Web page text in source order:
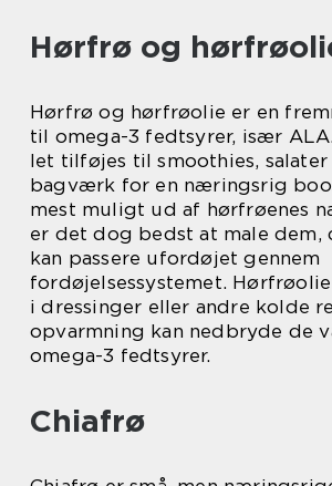
Hørfrø og
Hørfrø og hørfrøolie er en
til omega-3 fedtsyrer, især
let tilføjes til smoothies,
bagværk for en næringsrig
mest muligt ud af hørfrøenes
er det dog bedst at male dem,
kan passere ufordøjet gennem
fordøjelsessystemet. Hørfrøolie
i dressinger eller andre kolde
opvarmning kan nedbryde de
omega-3 fedtsyrer.
Chiafrø